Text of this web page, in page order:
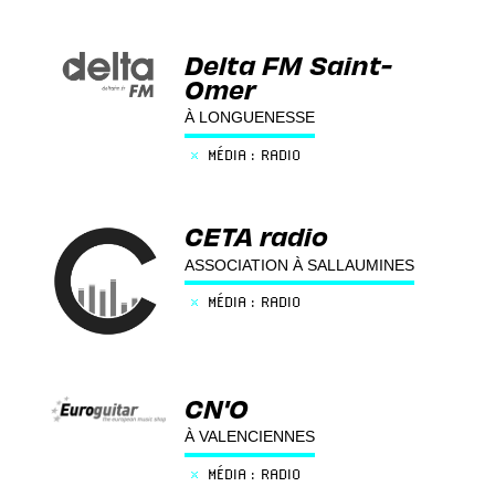
Delta FM Saint-
Omer
À LONGUENESSE
× MÉDIA : RADIO
CETA radio
ASSOCIATION À SALLAUMINES
× MÉDIA : RADIO
CN'O
À VALENCIENNES
× MÉDIA : RADIO